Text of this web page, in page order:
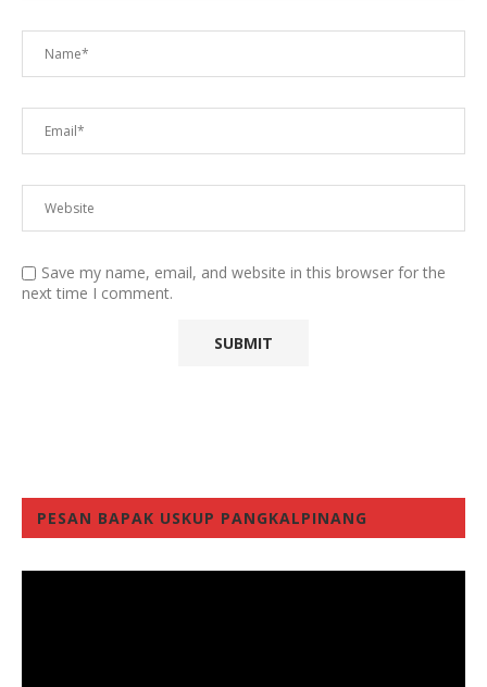
Save my name, email, and website in this browser for the
next time I comment.
PESAN BAPAK USKUP PANGKALPINANG